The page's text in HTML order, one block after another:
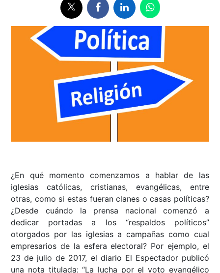
¿En qué momento comenzamos a hablar de las
iglesias católicas, cristianas, evangélicas, entre
otras, como si estas fueran clanes o casas políticas?
¿Desde cuándo la prensa nacional comenzó a
dedicar portadas a los “respaldos políticos”
otorgados por las iglesias a campañas como cual
empresarios de la esfera electoral? Por ejemplo, el
23 de julio de 2017, el diario El Espectador publicó
una nota titulada: “La lucha por el voto evangélico